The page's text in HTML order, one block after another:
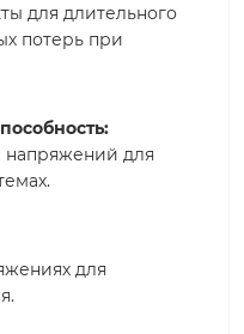
для длительного
потерь при
напряжений для
для